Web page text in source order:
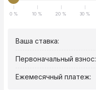
0 % 10 % 20 % 30 %
Ваша ставка:
Первоначальный взнос:
Ежемесячный платеж: